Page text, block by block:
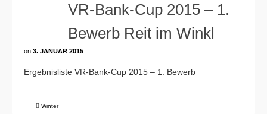
VR-Bank-Cup 2015 – 1.
Bewerb Reit im Winkl
on 3. JANUAR 2015
Ergebnisliste VR-Bank-Cup 2015 – 1. Bewerb
Winter